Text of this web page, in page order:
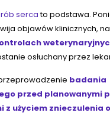
sercato podstawa.
objawów klinicznych,
osłuchany przez
badania
przed planowanymi
z użyciem znieczulenia